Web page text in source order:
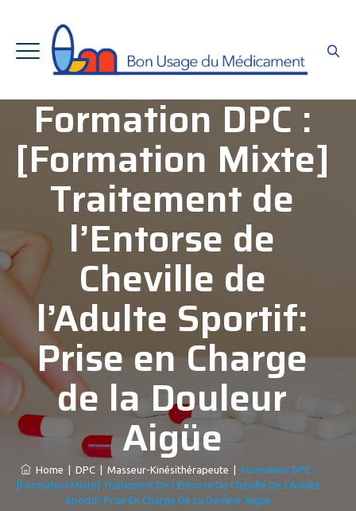
Formation DPC :
[Formation Mixte]
Traitement de
l’Entorse de
Cheville de
l’Adulte Sportif:
Prise en Charge
de la Douleur
Aigüe
Home DPC| Masseur-Kinésithérapeute
Formation DPC :
[Formation Mixte] Traitement De L’Entorse De Cheville De L’Adulte
Sportif: Prise En Charge De La Douleur Aigüe